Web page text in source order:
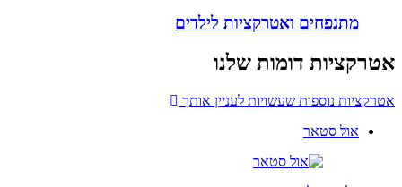
מתנפחים ואטרקציות לילדים
דומות שלנו
נוספות שעשויות לעניין אותך
אול סטאר